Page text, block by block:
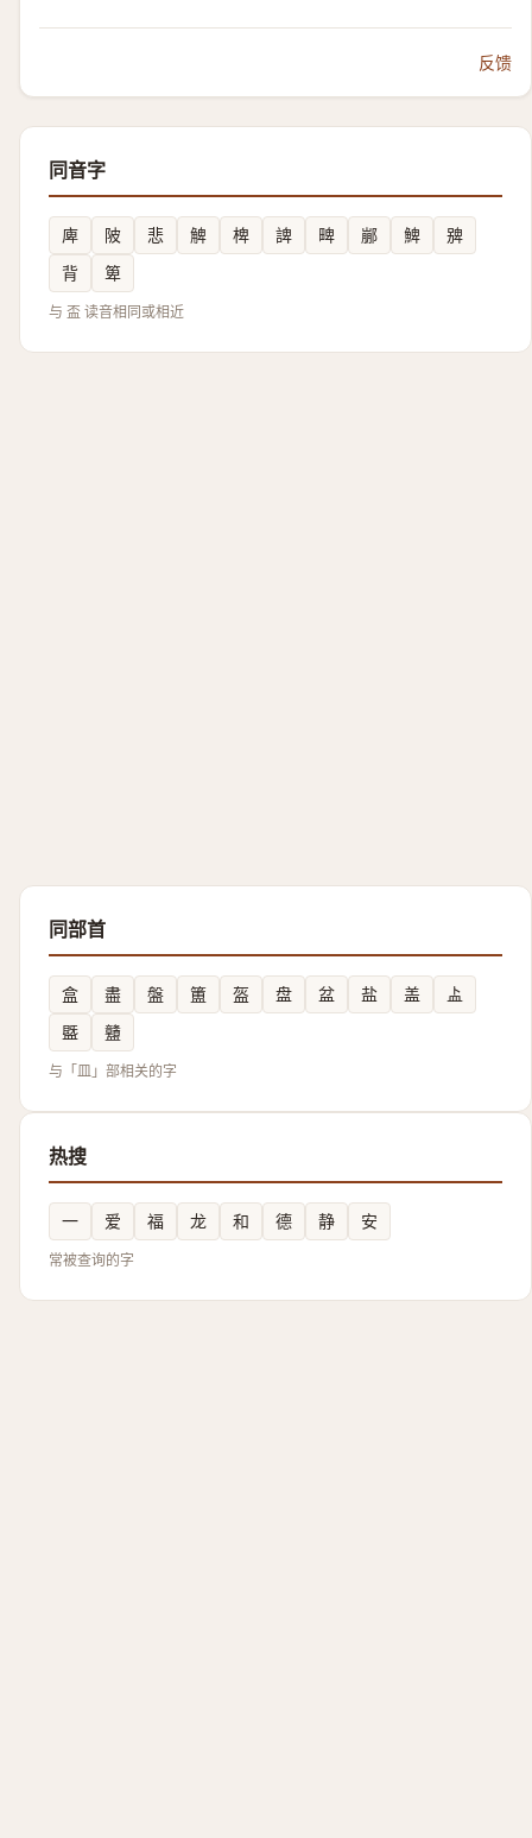
反馈
同音字
庳 陂 悲 䚜 椑 諀 㽡 䣙 䱝
㗗
背
箄
与 盃 读音相同或相近
同部首
盒 盡 盤 簠 盔 盘 盆 盐 盖
盀
䀈
䀍
与「皿」部相关的字
热搜
一 爱 福 龙 和 德 静 安
常被查询的字